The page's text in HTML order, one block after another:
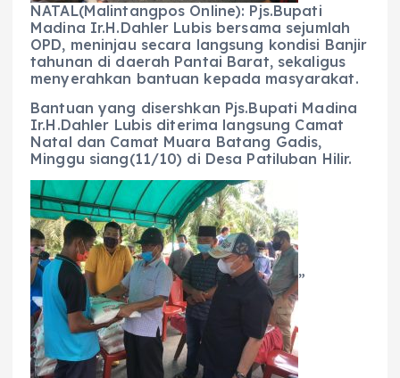
NATAL(Malintangpos Online): Pjs.Bupati
Madina Ir.H.Dahler Lubis bersama sejumlah
OPD, meninjau secara langsung kondisi Banjir
tahunan di daerah Pantai Barat, sekaligus
menyerahkan bantuan kepada masyarakat.
Bantuan yang disershkan Pjs.Bupati Madina
Ir.H.Dahler Lubis diterima langsung Camat
Natal dan Camat Muara Batang Gadis,
Minggu siang(11/10) di Desa Patiluban Hilir.
”